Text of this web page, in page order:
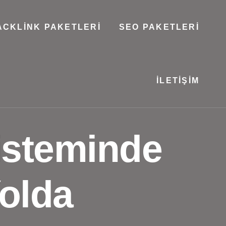
PAKETLERI SEO PAKETLERI
İLETIŞIM